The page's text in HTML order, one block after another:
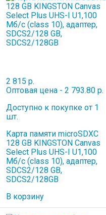
2 815 р.
Оптовая цена - 2 793.80 р.
Доступно к покупке от 1
шт.
Карта памяти microSDXC
128 GB KINGSTON Canvas
Select Plus UHS-I U1,100
Мб/с (class 10), адаптер,
SDCS2/128 GB,
SDCS2/128GB
В корзину